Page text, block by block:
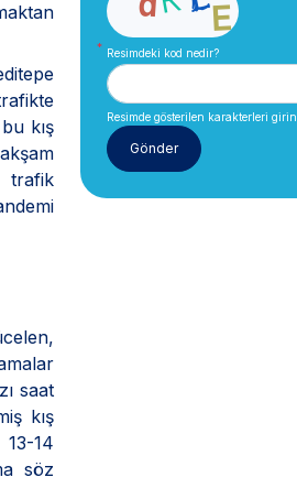
kış
trafik
saat
kış
13-14
söz
Resimdeki kod nedir?
Resimde gösterilen karakterleri girin.